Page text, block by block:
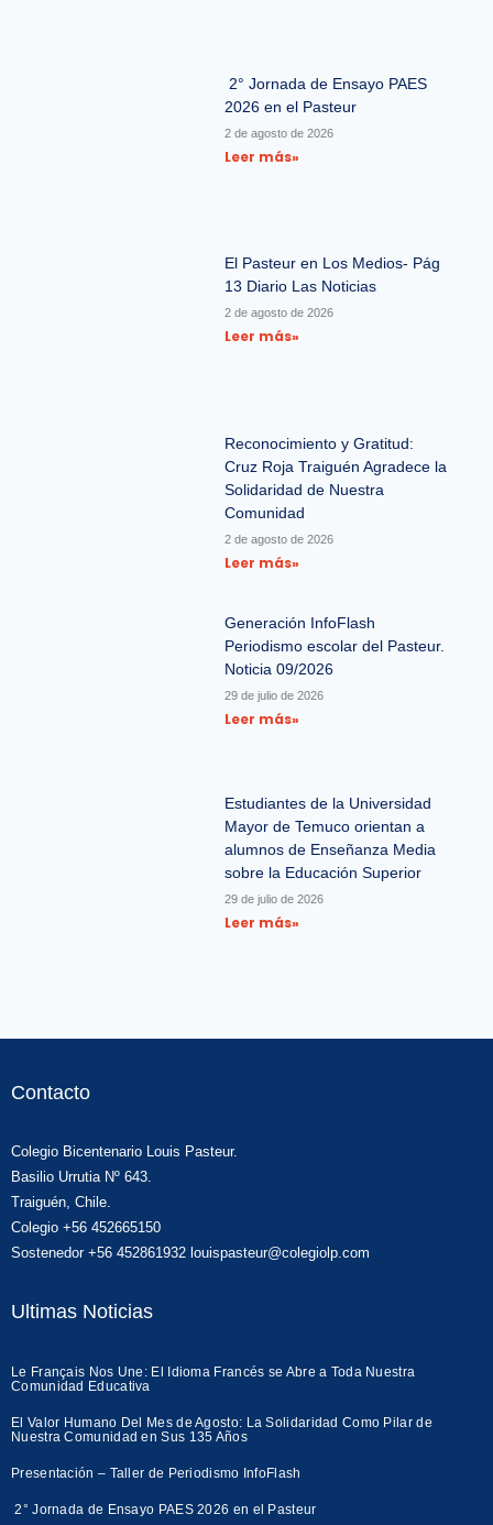
2° Jornada de Ensayo PAES
2026 en el Pasteur
2 de agosto de 2026
Leer más»
El Pasteur en Los Medios- Pág
13 Diario Las Noticias
2 de agosto de 2026
Leer más»
Reconocimiento y Gratitud:
Cruz Roja Traiguén Agradece la
Solidaridad de Nuestra
Comunidad
2 de agosto de 2026
Leer más»
Generación InfoFlash
Periodismo escolar del Pasteur.
Noticia 09/2026
29 de julio de 2026
Leer más»
Estudiantes de la Universidad
Mayor de Temuco orientan a
alumnos de Enseñanza Media
sobre la Educación Superior
29 de julio de 2026
Leer más»
Contacto
Colegio Bicentenario Louis Pasteur.
Basilio Urrutia Nº 643.
Traiguén, Chile.
Colegio +56 452665150
Sostenedor +56 452861932 louispasteur@colegiolp.com
Ultimas Noticias
Le Français Nos Une: El Idioma Francés se Abre a Toda Nuestra
Comunidad Educativa
El Valor Humano Del Mes de Agosto: La Solidaridad Como Pilar de
Nuestra Comunidad en Sus 135 Años
Presentación – Taller de Periodismo InfoFlash
2° Jornada de Ensayo PAES 2026 en el Pasteur